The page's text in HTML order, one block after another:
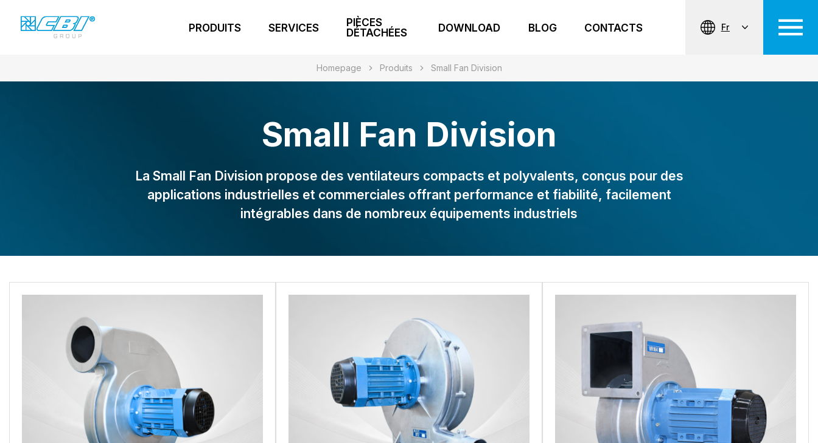
PRODUITS SERVICES
PIÈCES
DÉTACHÉES
DOWNLOAD BLOG CONTACTS Fr
Homepage Produits Small Fan Division
Small Fan Division
La Small Fan Division propose des ventilateurs compacts et polyvalents, conçus pour des
applications industrielles et commerciales offrant performance et fiabilité, facilement
intégrables dans de nombreux équipements industriels